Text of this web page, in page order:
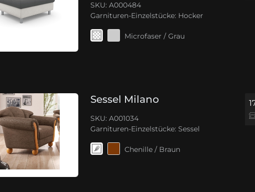
SKU: A000484
Garnituren-Einzelstücke: Hocker
Microfaser / Grau
Sessel Milano
SKU: A001034
Garnituren-Einzelstücke: Sessel
Chenille / Braun